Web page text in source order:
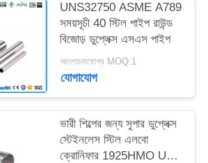
UNS32750 ASME A789
সময়সূচী 40 স্টিল পাইপ রাউন্ড
বিজোড় ডুপ্লেক্স এসএস পাইপ
আলোচনাযোগ্য MOQ:1
যোগাযোগ
ভারী শিল্পের জন্য সুপার ডুপ্লেক্স
স্টেইনলেস স্টিল এলবো
ক্রোনিফার 1925HMO UNS